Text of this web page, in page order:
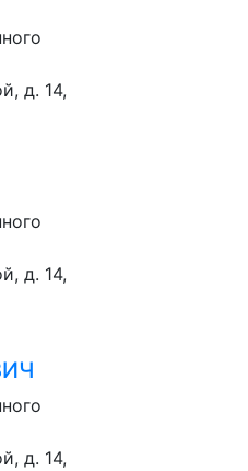
д. 14,
д. 14,
д. 14,